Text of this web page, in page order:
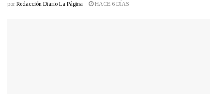
por Redacción Diario La Página HACE 6 DÍAS